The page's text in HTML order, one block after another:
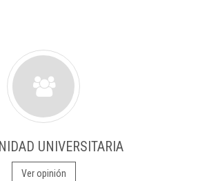
UNIVERSITARIA
Ver opinión